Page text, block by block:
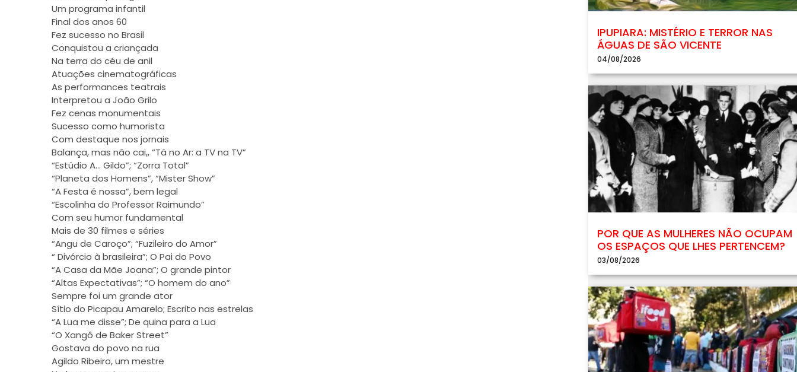
Um programa infantil
Final dos anos 60
Fez sucesso no Brasil
Conquistou a criançada
Na terra do céu de anil
Atuações cinematográficas
As performances teatrais
Interpretou a João Grilo
Fez cenas monumentais
Sucesso como humorista
Com destaque nos jornais
Balança, mas não cai,, “Tá no Ar: a TV na TV”
“Estúdio A… Gildo”; “Zorra Total”
“Planeta dos Homens”, “Mister Show”
“A Festa é nossa”, bem legal
“Escolinha do Professor Raimundo”
Com seu humor fundamental
Mais de 30 filmes e séries
“Angu de Caroço”; “Fuzileiro do Amor”
“ Divórcio à brasileira”; O Pai do Povo
“A Casa da Mãe Joana”; O grande pintor
“Altas Expectativas”; “O homem do ano”
Sempre foi um grande ator
Sítio do Picapau Amarelo; Escrito nas estrelas
“A Lua me disse”; De quina para a Lua
“O Xangô de Baker Street”
Gostava do povo na rua
Agildo Ribeiro, um mestre
IPUPIARA: MISTÉRIO E TERROR NAS
ÁGUAS DE SÃO VICENTE
04/08/2026
POR QUE AS MULHERES NÃO OCUPAM
OS ESPAÇOS QUE LHES PERTENCEM?
03/08/2026